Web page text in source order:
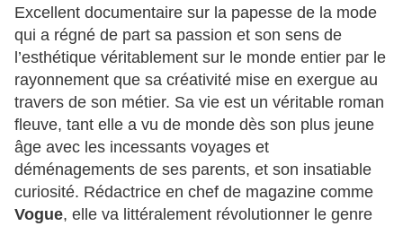
Excellent documentaire sur la papesse de la mode
qui a régné de part sa passion et son sens de
l’esthétique véritablement sur le monde entier par le
rayonnement que sa créativité mise en exergue au
travers de son métier. Sa vie est un véritable roman
fleuve, tant elle a vu de monde dès son plus jeune
âge avec les incessants voyages et
déménagements de ses parents, et son insatiable
curiosité. Rédactrice en chef de magazine comme
Vogue, elle va littéralement révolutionner le genre